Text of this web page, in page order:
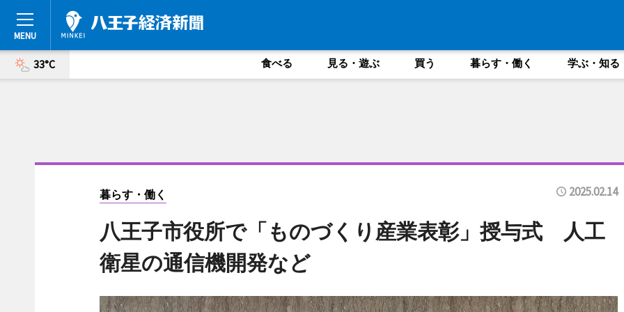
33°C 食べる 見る・遊ぶ 買う 暮らす・働く 学ぶ・知る
暮らす・働く 2025.02.14
八王子市役所で「ものづくり産業表彰」授与式 人工
衛星の通信機開発など